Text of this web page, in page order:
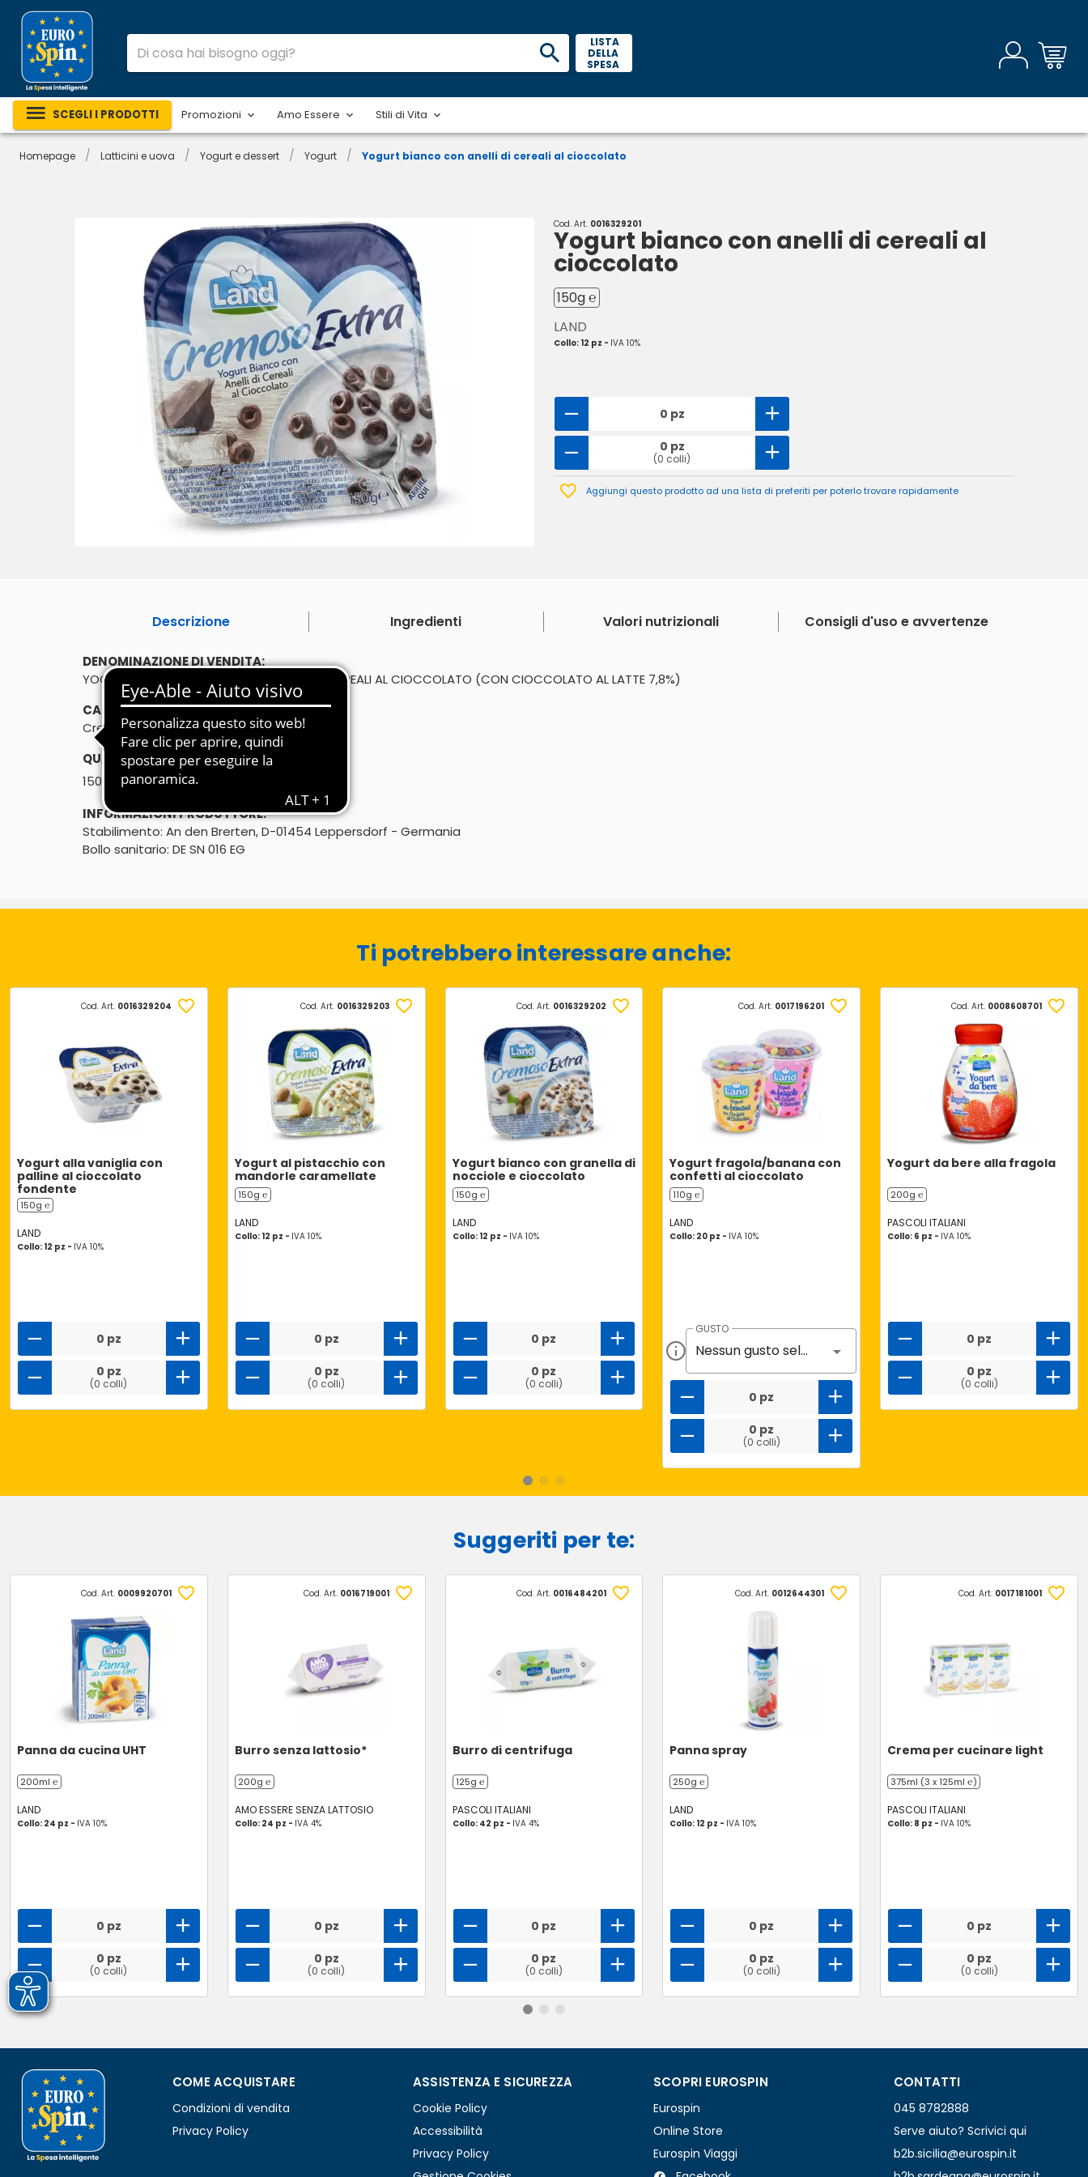
LISTA
DELLA
SPESA
SCEGLI I PRODOTTI Promozioni Amo Essere Stili di Vita
Homepage / Latticini e uova / Yogurt e dessert / Yogurt / Yogurt bianco con anelli di cereali al cioccolato
Cod. Art. 0016329201
Yogurt bianco con anelli di cereali al
cioccolato
150g ℮
LAND
Collo: 12 pz - IVA 10%
0 pz
0 pz
(0 colli)
Aggiungi questo prodotto ad una lista di preferiti per poterlo trovare rapidamente
Descrizione Ingredienti Valori nutrizionali Consigli d'uso e avvertenze
DENOMINAZIONE DI VENDITA:
YOGURT BIANCO CREMOSO CON ANELLI DI CEREALI AL CIOCCOLATO (CON CIOCCOLATO AL LATTE 7,8%)
CARATTERISTICHE:
Cremoso extra
QUANTITÀ:
150g
℮
INFORMAZIONI PRODUTTORE:
Stabilimento: An den Brerten, D-01454 Leppersdorf - Germania
Bollo sanitario: DE SN 016 EG
Ti potrebbero interessare anche:
Cod. Art. 0016329204
Yogurt alla vaniglia con
palline al cioccolato
fondente
150g ℮
LAND
Collo: 12 pz - IVA 10%
0 pz
0 pz
(0 colli)
Cod. Art. 0016329203
Yogurt al pistacchio con
mandorle caramellate
150g ℮
LAND
Collo: 12 pz - IVA 10%
0 pz
0 pz
(0 colli)
Cod. Art. 0016329202
Yogurt bianco con granella di
nocciole e cioccolato
150g ℮
LAND
Collo: 12 pz - IVA 10%
0 pz
0 pz
(0 colli)
Cod. Art. 0017196201
Yogurt fragola/banana con
confetti al cioccolato
110g ℮
LAND
Collo: 20 pz - IVA 10%
GUSTO
Nessun gusto selezionato
0 pz
0 pz
(0 colli)
Cod. Art. 0008608701
Yogurt da bere alla fragola
200g ℮
PASCOLI ITALIANI
Collo: 6 pz - IVA 10%
0 pz
0 pz
(0 colli)
Suggeriti per te:
Cod. Art. 0009920701
Panna da cucina UHT
200ml ℮
LAND
Collo: 24 pz - IVA 10%
0 pz
0 pz
(0 colli)
Cod. Art. 0016719001
Burro senza lattosio*
200g ℮
AMO ESSERE SENZA LATTOSIO
Collo: 24 pz - IVA 4%
0 pz
0 pz
(0 colli)
Cod. Art. 0016484201
Burro di centrifuga
125g ℮
PASCOLI ITALIANI
Collo: 42 pz - IVA 4%
0 pz
0 pz
(0 colli)
Cod. Art. 0012644301
Panna spray
250g ℮
LAND
Collo: 12 pz - IVA 10%
0 pz
0 pz
(0 colli)
Cod. Art. 0017181001
Crema per cucinare light
375ml (3 x 125ml ℮)
PASCOLI ITALIANI
Collo: 8 pz - IVA 10%
0 pz
0 pz
(0 colli)
COME ACQUISTARE
Condizioni di vendita
Privacy Policy
ASSISTENZA E SICUREZZA
Cookie Policy
Accessibilità
Privacy Policy
SCOPRI EUROSPIN
Eurospin
Online Store
Eurospin Viaggi
CONTATTI
045 8782888
Serve aiuto? Scrivici qui
b2b.sicilia@eurospin.it